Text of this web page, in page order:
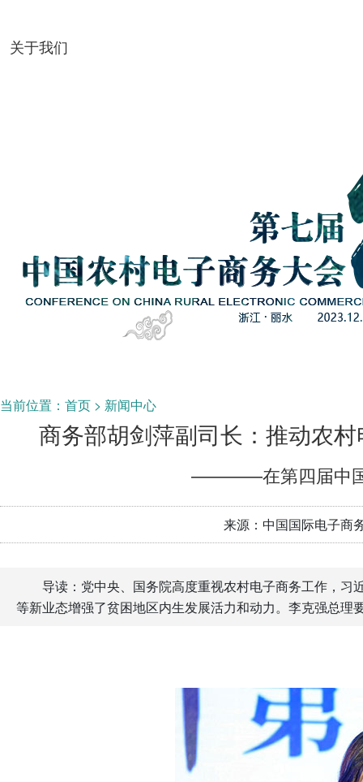
关于我们
当前位置： 首页 > 新闻中心
商务部胡剑萍副司长：推动农
————在第四届中国
来源：中国国际电子商
导读：党中央、国务院高度重视农村电子商务工作，
等新业态增强了贫困地区内生发展活力和动力。李克强总